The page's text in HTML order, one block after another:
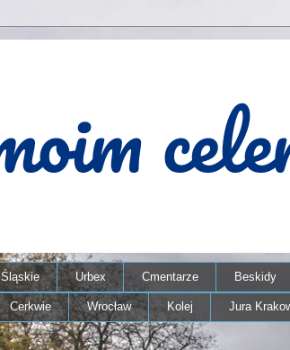
Śląskie Urbex Cmentarze Beskidy
Cerkwie Wrocław Kolej Jura